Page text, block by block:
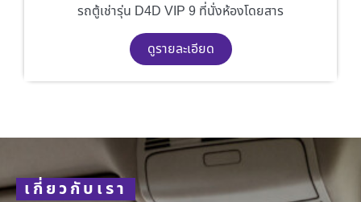
รถตู้เช่ารุ่น D4D VIP 9 ที่นั่งห้องโดยสาร
ดูรายละเอียด
เกี่ยวกับเรา